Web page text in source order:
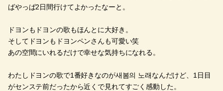
ばやっぱ2日間行けてよかったなーと。
ドヨンもドヨンの歌もほんとに大好き。
そしてドヨンもドヨンペンさんも可愛い笑
あの空間にいれるだけで幸せな気持ちになれる。
わたしドヨンの歌で1番好きなのが새봄의 노래なんだけど、1日目
がセンステ前だったから近くで見れてすごく感動した。